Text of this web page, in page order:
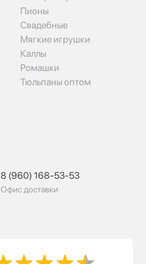
Пионы
Свадебные
Мягкие игрушки
Каллы
Ромашки
Тюльпаны оптом
8 (960) 168-53-53
Офис доставки